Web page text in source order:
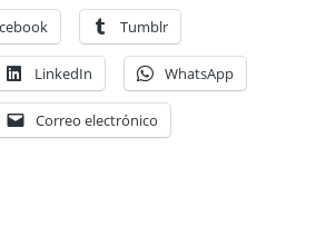
Tumblr
LinkedIn WhatsApp
Correo electrónico